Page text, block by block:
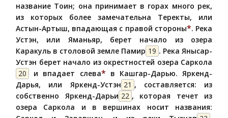
название Тоин; она принимает в горах много рек,
из которых более замечательна Теректы, или
Астын-Артыш, впадающая с правой стороны*. Река
Устэн, или Яманьяр, берет начало из озера
Каракуль в столовой земле Памир 19 . Река Янысар-
Устэн берет начало из окрестностей озера Саркола
20
и впадает слева* в Кашгар-Дарью. Яркенд-
Дарья, или Яркенд-Устэн 21 , составляется: из
собственно Яркенд-Дарьи 22 , которая течет из
озера Саркола и в вершинах носит названия: